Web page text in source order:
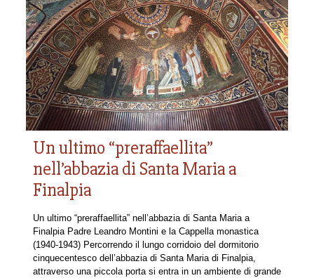
Un ultimo “preraffaellita”
nell’abbazia di Santa Maria a
Finalpia
Un ultimo “preraffaellita” nell’abbazia di Santa Maria a
Finalpia Padre Leandro Montini e la Cappella monastica
(1940-1943) Percorrendo il lungo corridoio del dormitorio
cinquecentesco dell’abbazia di Santa Maria di Finalpia,
attraverso una piccola porta si entra in un ambiente di grande